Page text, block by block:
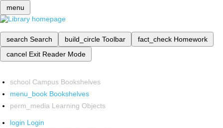
menu
search Search build_circle Toolbar fact_check Homework
cancel Exit Reader Mode
school Campus Bookshelves
menu_book Bookshelves
perm_media Learning Objects
login Login